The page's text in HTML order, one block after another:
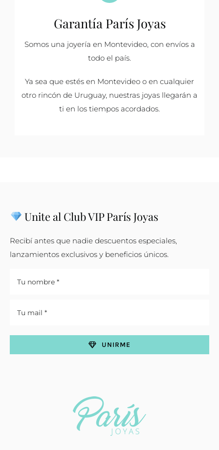
Garantía París Joyas
Somos una joyería en Montevideo, con envíos a
todo el país.
Ya sea que estés en Montevideo o en cualquier
otro rincón de Uruguay, nuestras joyas llegarán a
ti en los tiempos acordados.
Unite al Club VIP París Joyas
Recibí antes que nadie descuentos especiales,
lanzamientos exclusivos y beneficios únicos.
UNIRME